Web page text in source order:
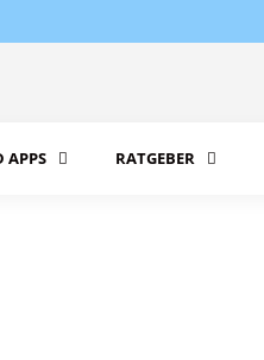
APPS RATGEBER